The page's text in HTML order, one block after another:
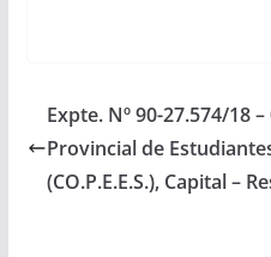
FRANCISCO
SANGUINO, HECTOR
MIGUEL CALABRO,
CARLOS NICOLAS
Expte. Nº 90-27.574/18
Provincial de
(CO.P.E.E.S.), Capital –